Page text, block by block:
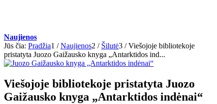
Naujienos
Jūs čia: Pradžia1 / Naujienos2 / Šilutė3 / Viešojoje bibliotekoje
pristatyta Juozo Gaižausko knyga „Antarktidos ind...
Viešojoje bibliotekoje pristatyta Juozo
Gaižausko knyga „Antarktidos indėnai“